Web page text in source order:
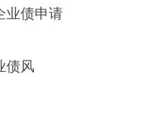
业债申请
债风